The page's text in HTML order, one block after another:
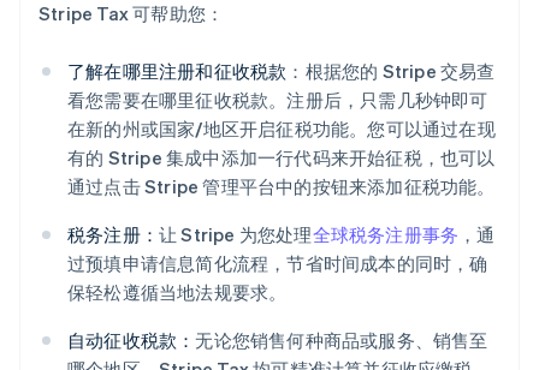
Stripe Tax 可帮助您：
了解在哪里注册和征收税款 ：根据您的 Stripe 交易查
看您需要在哪里征收税款。注册后，只需几秒钟即可
在新的州或国家/地区开启征税功能。您可以通过在现
有的 Stripe 集成中添加一行代码来开始征税，也可以
通过点击 Stripe 管理平台中的按钮来添加征税功能。
税务注册： 让 Stripe 为您处理全球税务注册事务 ，通
过预填申请信息简化流程，节省时间成本的同时，确
保轻松遵循当地法规要求。
自动征收税款：无论您销售何种商品或服务、销售至